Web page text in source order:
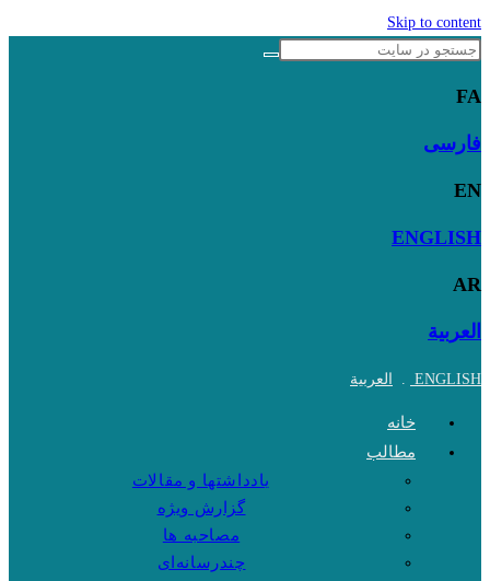
Skip to content
FA
فارسی
EN
ENGLISH
AR
العربية
ENGLISH
. العربية
خانه
مطالب
یادداشتها و مقالات
گزارش ویژه
مصاحبه ها
چندرسانه‌ای